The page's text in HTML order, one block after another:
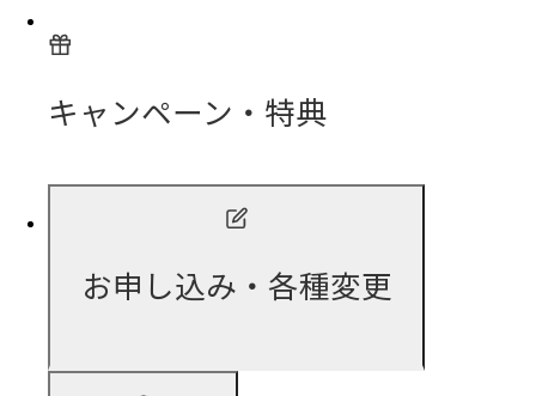
キャンペーン・特典
お申し込み・各種変更